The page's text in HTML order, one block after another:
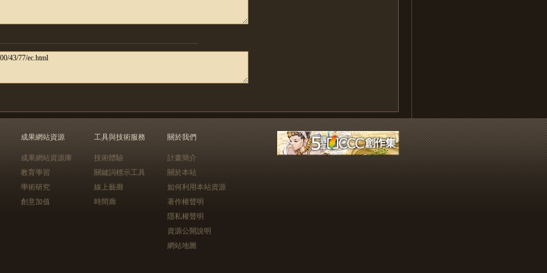
成果網站資源
成果網站資源庫
教育學習
學術研究
創意加值
工具與技術服務
技術體驗
關鍵詞標示工具
線上藝廊
時間廊
關於我們
計畫簡介
關於本站
如何利用本站資源
著作權聲明
隱私權聲明
資源公開說明
網站地圖